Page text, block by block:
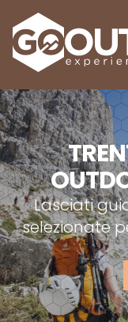
Lasciati
selezionate